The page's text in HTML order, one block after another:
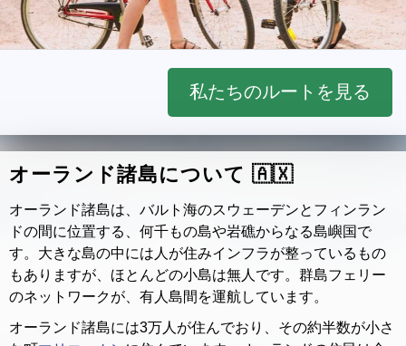
私たちのルートを見る
オーランド諸島について 🇦🇽
オーランド諸島は、バルト海のスウェーデンとフィンラン
ドの間に位置する、何千もの島や岩礁からなる島嶼国で
す。大きな島の中には人が住みインフラが整っているもの
もありますが、ほとんどの小島は無人です。群島フェリー
のネットワークが、有人島間を運航しています。
オーランド諸島には3万人が住んでおり、その約半数が小さ